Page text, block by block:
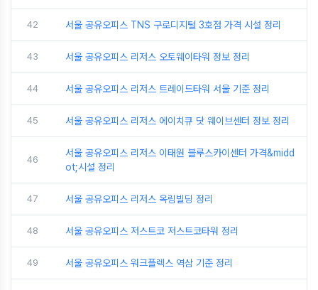
42 서울 공유오피스 TNS 구로디지털 3호점 가격 시설 정리
43 서울 공유오피스 리저스 오토웨이타워 정보 정리
44 서울 공유오피스 리저스 트레이드타워 서울 기준 정리
45 서울 공유오피스 리저스 에이치큐 닷 웨이브센터 정보 정리
46
서울 공유오피스 리저스 이태원 블루스카이센터 가격&midd
ot;시설 정리
47 서울 공유오피스 리저스 옥림빌딩 정리
48 서울 공유오피스 저스트코 저스트코타워 정리
49 서울 공유오피스 워크플렉스 역삼 기준 정리